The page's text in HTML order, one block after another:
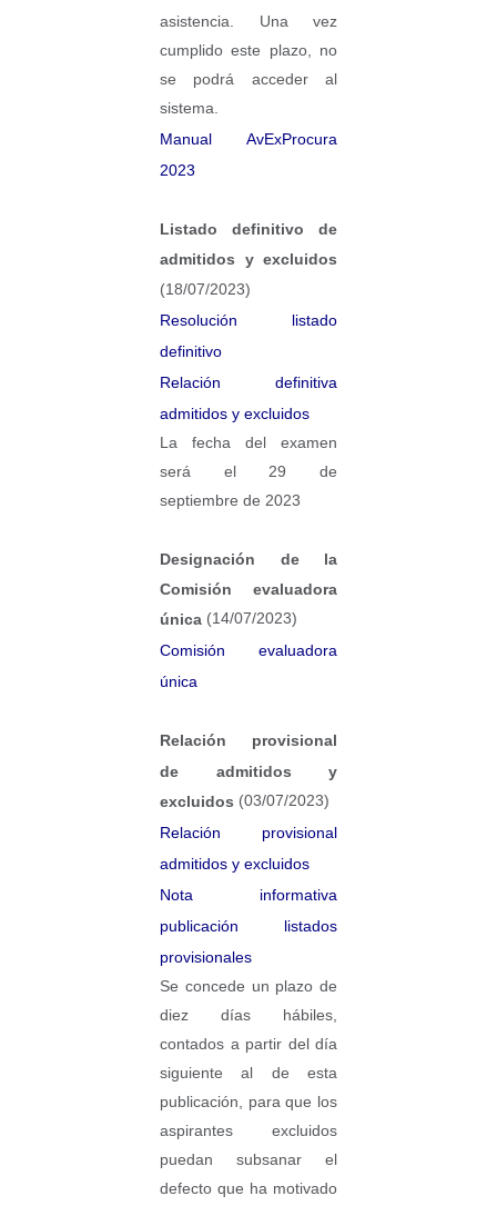
asistencia. Una vez
cumplido este plazo, no
se podrá acceder al
sistema.​
Manual AvExProcura
2023
Listado definitivo de
admitidos y excluidos
(18/07/2023)
Resolución listado
definitivo
Relación definitiva
admitidos y excluidos
La fecha del examen
será el 29 de
septiembre de 2023
Designación de la
Comisión evaluadora
única (14/07/2023)
Comisión evaluadora
única
Relación provisional
de admitidos y
excluidos (03/07/2023)
Relación provisional
admitidos y excluidos
Nota informativa
publicación listados
provisionales
Se concede un plazo de
diez días hábiles,
contados a partir del día
siguiente al de esta​​
publicación, para que los
aspirantes excluidos
puedan subsanar el
defecto que ha motivado